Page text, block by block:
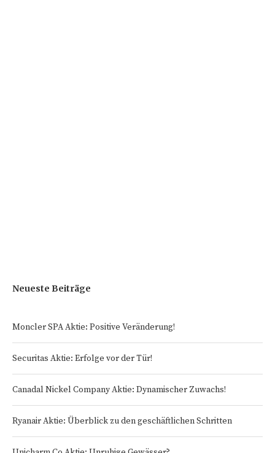
Neueste Beiträge
Moncler SPA Aktie: Positive Veränderung!
Securitas Aktie: Erfolge vor der Tür!
Canadal Nickel Company Aktie: Dynamischer Zuwachs!
Ryanair Aktie: Überblick zu den geschäftlichen Schritten